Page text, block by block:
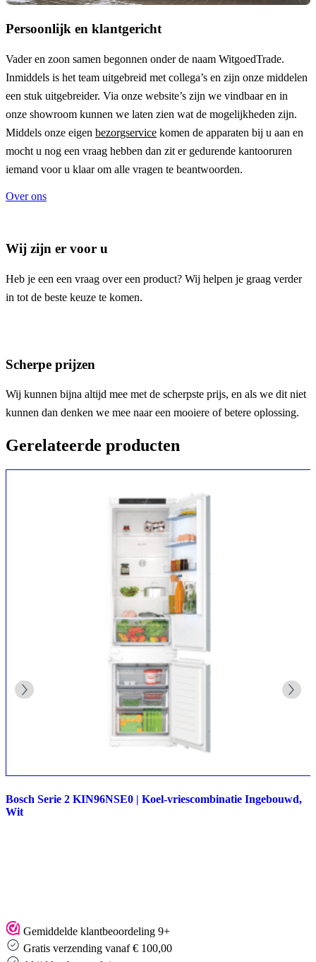
Persoonlijk en klantgericht
Vader en zoon samen begonnen onder de naam WitgoedTrade.
Inmiddels is het team uitgebreid met collega’s en zijn onze middelen
een stuk uitgebreider. Via onze website’s zijn we vindbaar en in
onze showroom kunnen we laten zien wat de mogelijkheden zijn.
Middels onze eigen bezorgservice komen de apparaten bij u aan en
mocht u nog een vraag hebben dan zit er gedurende kantooruren
iemand voor u klaar om alle vragen te beantwoorden.
Over ons
Wij zijn er voor u
Heb je een een vraag over een product? Wij helpen je graag verder
in tot de beste keuze te komen.
Scherpe prijzen
Wij kunnen bijna altijd mee met de scherpste prijs, en als we dit niet
kunnen dan denken we mee naar een mooiere of betere oplossing.
Gerelateerde producten
Bosch Serie 2 KIN96NSE0 | Koel-vriescombinatie Ingebouwd,
Wit
Gemiddelde klantbeoordeling 9+
Gratis verzending vanaf € 100,00